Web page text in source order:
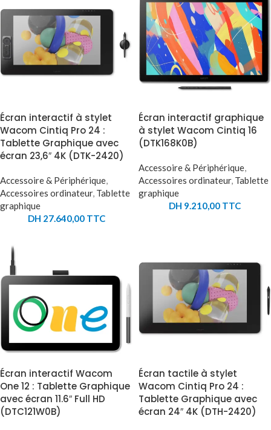
Écran interactif à stylet
Wacom Cintiq Pro 24 :
Tablette Graphique avec
écran 23,6″ 4K (DTK-2420)
Accessoire & Périphérique,
Accessoires ordinateur, Tablette
graphique
DH 27.640,00TTC
Écran interactif graphique
à stylet Wacom Cintiq 16
(DTK168K0B)
Accessoire & Périphérique,
Accessoires ordinateur, Tablette
graphique
DH 9.210,00 TTC
Écran interactif Wacom
One 12 : Tablette Graphique
avec écran 11.6″ Full HD
(DTC121W0B)
Écran tactile à stylet
Wacom Cintiq Pro 24 :
Tablette Graphique avec
écran 24″ 4K (DTH-2420)